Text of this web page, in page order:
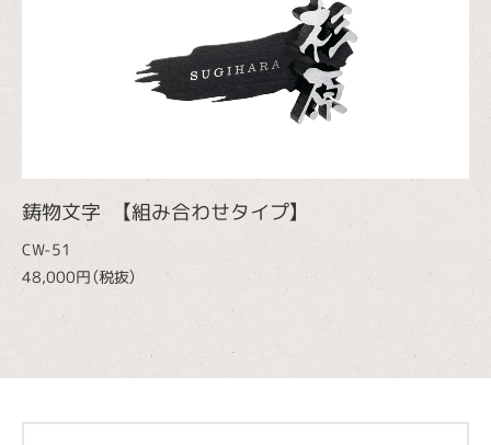
鋳物文字 【組み合わせタイプ】
CW-51
48,000円（税抜）